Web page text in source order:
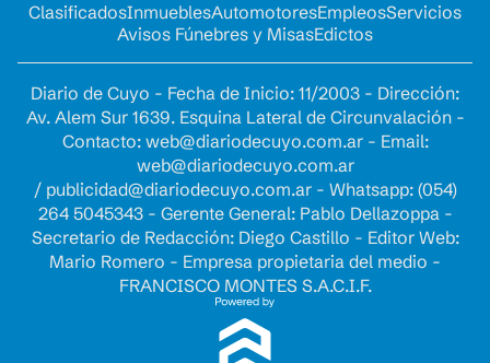
ClasificadosInmueblesAutomotoresEmpleosServicios
Avisos Fúnebres y MisasEdictos
Diario de Cuyo - Fecha de Inicio: 11/2003 - Dirección:
Av. Alem Sur 1639. Esquina Lateral de Circunvalación -
Contacto: web@diariodecuyo.com.ar- Email:
web@diariodecuyo.com.ar
/ publicidad@diariodecuyo.com.ar- Whatsapp: (054)
264 5045343 - Gerente General: Pablo Dellazoppa -
Secretario de Redacción: Diego Castillo - Editor Web:
Mario Romero - Empresa propietaria del medio -
FRANCISCO MONTES S.A.C.I.F.